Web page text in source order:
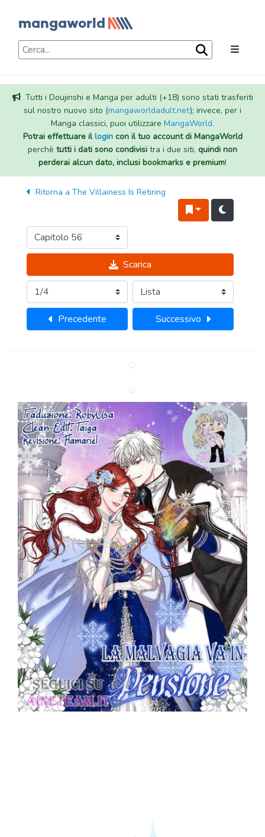
Tutti i Doujinshi e Manga per adulti (+18) sono stati trasferiti
sul nostro nuovo sito (mangaworldadult.net); invece, per i
Manga classici, puoi utilizzare MangaWorld.
Potrai effettuare illogincon il tuo account di MangaWorld
perchè tutti i dati sono condivisi tra i due siti, quindi non
perderai alcun dato, inclusi bookmarks e premium!
Ritorna a The Villainess Is Retiring
Scarica
Precedente Successivo